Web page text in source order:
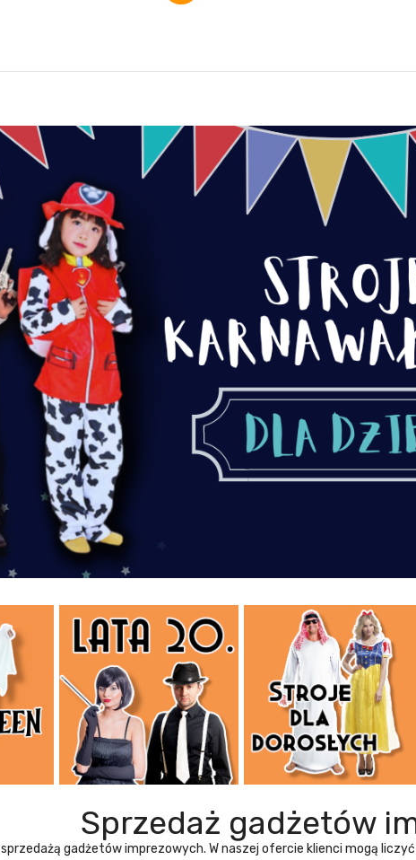
Sprzedaż gadżetów
sprzedażą gadżetów imprezowych. W naszej ofercie klienci mogą